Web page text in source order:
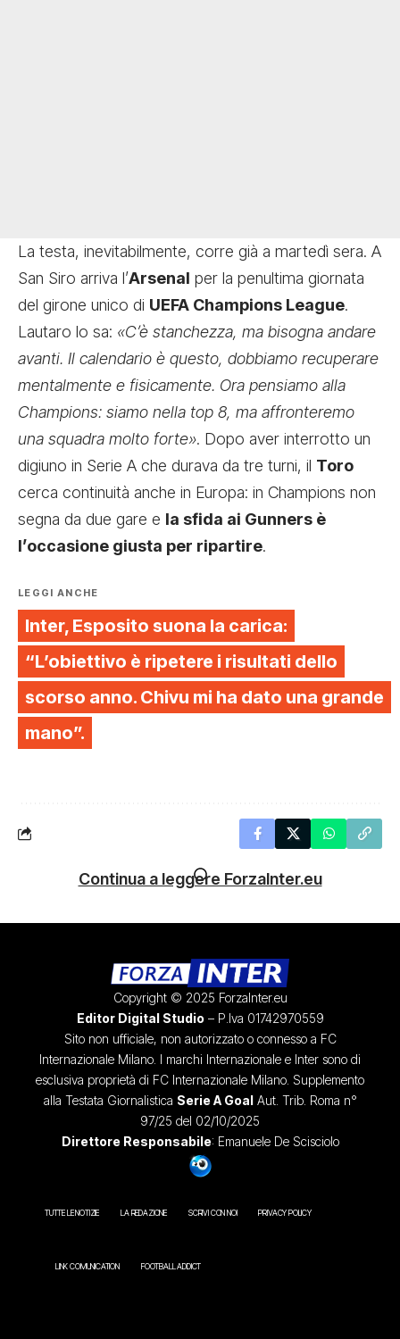
La testa, inevitabilmente, corre già a martedì sera. A
San Siro arriva l’Arsenal per la penultima giornata
del girone unico di UEFA Champions League.
Lautaro lo sa: «C’è stanchezza, ma bisogna andare
avanti. Il calendario è questo, dobbiamo recuperare
mentalmente e fisicamente. Ora pensiamo alla
Champions: siamo nella top 8, ma affronteremo
una squadra molto forte». Dopo aver interrotto un
digiuno in Serie A che durava da tre turni, il Toro
cerca continuità anche in Europa: in Champions non
segna da due gare e la sfida ai Gunners è
l’occasione giusta per ripartire.
LEGGI ANCHE
Inter, Esposito suona la carica:
“L’obiettivo è ripetere i risultati dello
scorso anno. Chivu mi ha dato una grande
mano”.
Continua a leggere ForzaInter.eu
Copyright © 2025 ForzaInter.eu
Editor Digital Studio – P.Iva 01742970559
Sito non ufficiale, non autorizzato o connesso a FC
Internazionale Milano. I marchi Internazionale e Inter sono di
esclusiva proprietà di FC Internazionale Milano. Supplemento
alla Testata Giornalistica Serie A GoalAut. Trib. Roma n°
97/25 del 02/10/2025
Direttore Responsabile: Emanuele De Scisciolo
TUTTE LE NOTIZIE LA REDAZIONE SCRIVI CON NOI PRIVACY POLICY
LINK COMUNICATION FOOTBALL ADDICT